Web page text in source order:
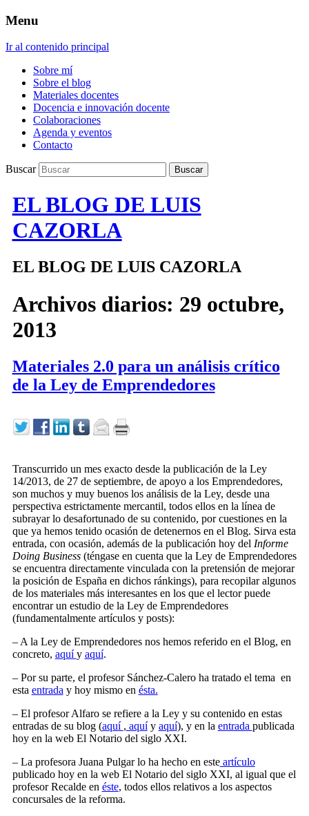
Menu
Ir al contenido principal
Sobre mí
Sobre el blog
Materiales docentes
Docencia e innovación docente
Colaboraciones
Agenda y eventos
Contacto
Buscar
EL BLOG DE LUIS
CAZORLA
EL BLOG DE LUIS CAZORLA
Archivos diarios: 29 octubre,
2013
Materiales 2.0 para un análisis crítico
de la Ley de Emprendedores
Transcurrido un mes exacto desde la publicación de la Ley
14/2013, de 27 de septiembre, de apoyo a los Emprendedores,
son muchos y muy buenos los análisis de la Ley, desde una
perspectiva estrictamente mercantil, todos ellos en la línea de
subrayar lo desafortunado de su contenido, por cuestiones en la
que ya hemos tenido ocasión de detenernos en el Blog. Sirva esta
entrada, con ocasión, además de la publicación hoy del Informe
Doing Business(téngase en cuenta que la Ley de Emprendedores
se encuentra directamente vinculada con la pretensión de mejorar
la posición de España en dichos ránkings), para recopilar algunos
de los materiales más interesantes en los que el lector puede
encontrar un estudio de la Ley de Emprendedores
(fundamentalmente artículos y posts):
– A la Ley de Emprendedores nos hemos referido en el Blog, en
concreto, aquíy aquí.
– Por su parte, el profesor Sánchez-Calero ha tratado el tema en
esta entrada y hoy mismo en ésta.
– El profesor Alfaro se refiere a la Ley y su contenido en estas
entradas de su blog (aquí , aquíy aquí), y en la entrada publicada
hoy en la web El Notario del siglo XXI.
– La profesora Juana Pulgar lo ha hecho en esteartículo
publicado hoy en la web El Notario del siglo XXI, al igual que el
profesor Recalde en éste, todos ellos relativos a los aspectos
concursales de la reforma.